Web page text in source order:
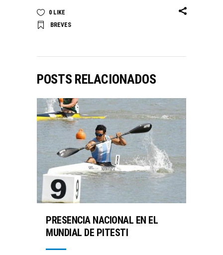
0 LIKE
BREVES
POSTS RELACIONADOS
PRESENCIA NACIONAL EN EL
MUNDIAL DE PITESTI